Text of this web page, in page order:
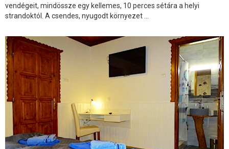
vendégeit, mindössze egy kellemes, 10 perces sétára a helyi
strandoktól. A csendes, nyugodt környezet ...